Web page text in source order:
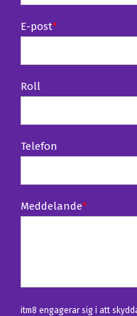
E-post*
Roll
Telefon
Meddelande*
itm8 engagerar sig i att